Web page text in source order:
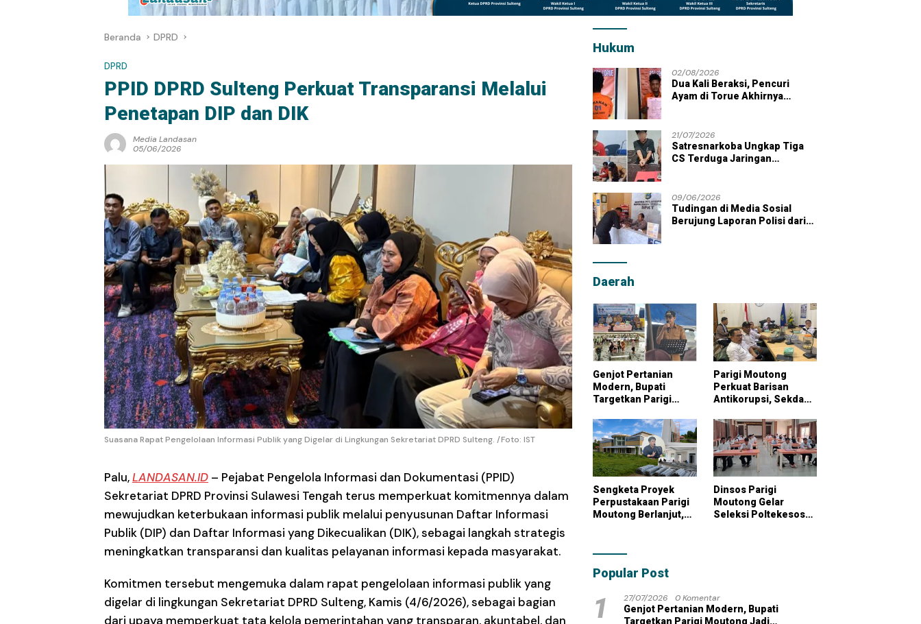
Beranda DPRD
DPRD
PPID DPRD Sulteng Perkuat Transparansi Melalui
Penetapan DIP dan DIK
Media Landasan
05/06/2026
Suasana Rapat Pengelolaan Informasi Publik yang Digelar di Lingkungan Sekretariat DPRD Sulteng. /Foto: IST
Palu,LANDASAN.ID – Pejabat Pengelola Informasi dan Dokumentasi (PPID)
Sekretariat DPRD Provinsi Sulawesi Tengah terus memperkuat komitmennya dalam
mewujudkan keterbukaan informasi publik melalui penyusunan Daftar Informasi
Publik (DIP) dan Daftar Informasi yang Dikecualikan (DIK), sebagai langkah strategis
meningkatkan transparansi dan kualitas pelayanan informasi kepada masyarakat.
Komitmen tersebut mengemuka dalam rapat pengelolaan informasi publik yang
digelar di lingkungan Sekretariat DPRD Sulteng, Kamis (4/6/2026), sebagai bagian
dari upaya memperkuat tata kelola pemerintahan yang transparan, akuntabel, dan
Hukum
02/08/2026
Dua Kali Beraksi, Pencuri
Ayam di Torue Akhirnya
21/07/2026
Satresnarkoba Ungkap Tiga
CS Terduga Jaringan
09/06/2026
Tudingan di Media Sosial
Berujung Laporan Polisi dari
Daerah
Genjot Pertanian
Modern, Bupati
Targetkan Parigi
Lumbung Pangan
Nasional
Parigi Moutong
Perkuat Barisan
Antikorupsi, Sekda
Bersama KPK
Sengketa Proyek
Perpustakaan Parigi
Moutong Berlanjut,
Tambahan dengan
Dinsos Parigi
Moutong Gelar
Seleksi Poltekesos
Popular Post
1 27/07/2026
0 Komentar
Genjot Pertanian Modern, Bupati
Targetkan Parigi Moutong Jadi